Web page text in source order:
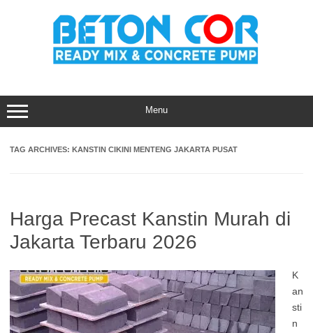
Menu
TAG ARCHIVES: KANSTIN CIKINI MENTENG JAKARTA PUSAT
Harga Precast Kanstin Murah di
Jakarta Terbaru 2026
K
an
sti
n